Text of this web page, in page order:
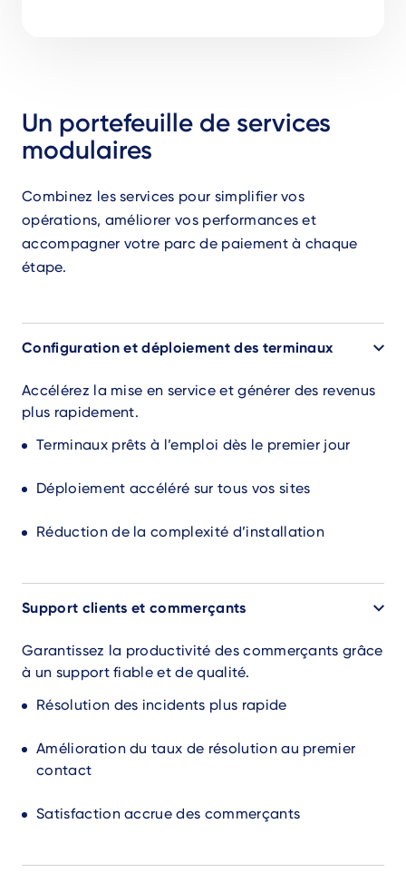
Un portefeuille de services
modulaires
Combinez les services pour simplifier vos
opérations, améliorer vos performances et
accompagner votre parc de paiement à chaque
étape.
Configuration et déploiement des terminaux
Accélérez la mise en service et générer des revenus
plus rapidement.
Terminaux prêts à l’emploi dès le premier jour
Déploiement accéléré sur tous vos sites
Réduction de la complexité d’installation
Support clients et commerçants
Garantissez la productivité des commerçants grâce
à un support fiable et de qualité.
Résolution des incidents plus rapide
Amélioration du taux de résolution au premier
contact
Satisfaction accrue des commerçants